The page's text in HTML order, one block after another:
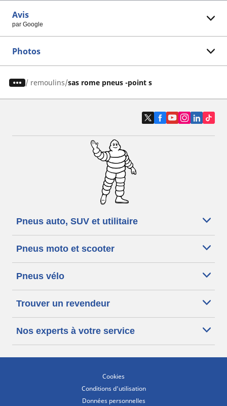
Avis
par Google
Photos
/ remoulins sas rome pneus -point s
Pneus auto, SUV et utilitaire
Pneus moto et scooter
Pneus vélo
Trouver un revendeur
Nos experts à votre service
Cookies
Conditions d'utilisation
Données personnelles